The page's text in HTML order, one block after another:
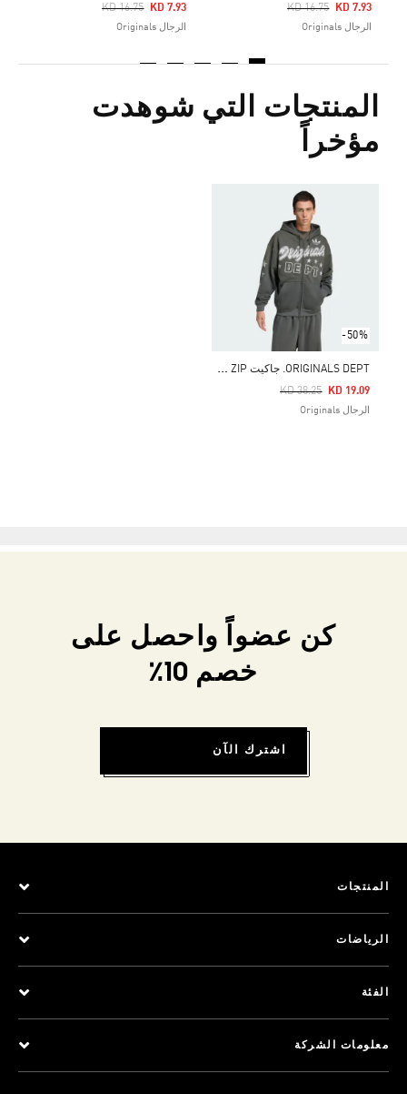
Price Reduced From
KD 16.75
To KD 7.93
الرجال Originals
Price Reduced From
KD 16.75
To KD 7.93
الرجال Originals
المنتجات التي شوهدت
مؤخراً
-50%
O
RIGINALS DEPT. جاكيت GRAPHIC FULL ZIP
Price Reduced From
KD 38.25
To KD 19.09
الرجال Originals
كن عضواً واحصل على
خصم 10٪
اشترك الآن
المنتجات
الرياضات
الفئة
معلومات الشركة